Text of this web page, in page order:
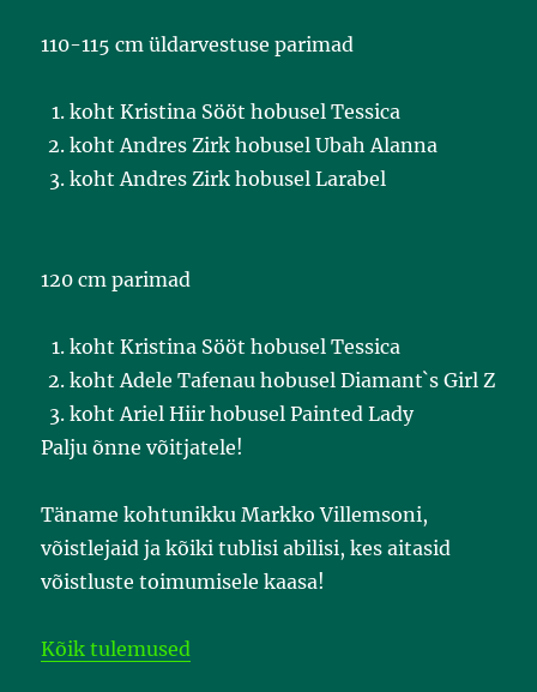
110-115 cm üldarvestuse parimad
koht Kristina Sööt hobusel Tessica
koht Andres Zirk hobusel Ubah Alanna
koht Andres Zirk hobusel Larabel
120 cm parimad
koht Kristina Sööt hobusel Tessica
koht Adele Tafenau hobusel Diamant`s Girl Z
koht Ariel Hiir hobusel Painted Lady
Palju õnne võitjatele!
Täname kohtunikku Markko Villemsoni,
võistlejaid ja kõiki tublisi abilisi, kes aitasid
võistluste toimumisele kaasa!
Kõik tulemused